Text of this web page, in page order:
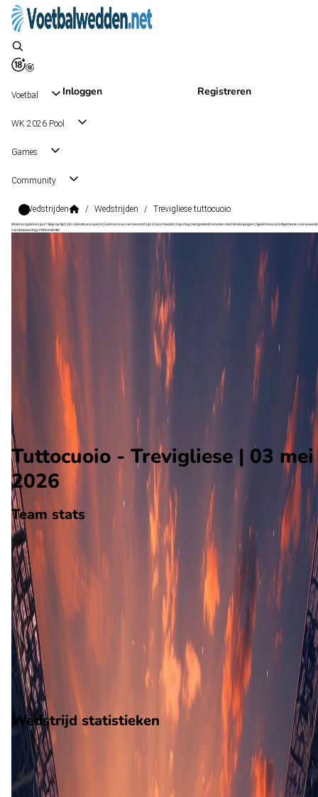
Inloggen Registreren
Voetbal
WK 2026 Pool
Games
Community
Wedstrijden / Wedstrijden / Trevigliese tuttocuoio
Wat kost gokken jou? Stop op tijd | 18+ | loketkansspel.nl | Gokken kan verslavend zijn | Deze boodschap mag niet gedeeld worden met minderjarigen | Speel bewust | Algemene
van toepassing | #Advertentie
Serie D Grp. D
Trevigliese
Alle wedstrijden
Tuttocuoio - Trevigliese
Voorbeschouwing
Tuttocuoio - Trevigliese | 03 mei
2026
Team stats
Tuttocuoio
Tuttocuoio
-
Trevigliese
Trevigliese
18aantal goals
0gewonnen
26verloren
vorm
Wedstrijd statistieken
Verloop
Statistieken
Eindscore (3 - 3)
Eerste helft